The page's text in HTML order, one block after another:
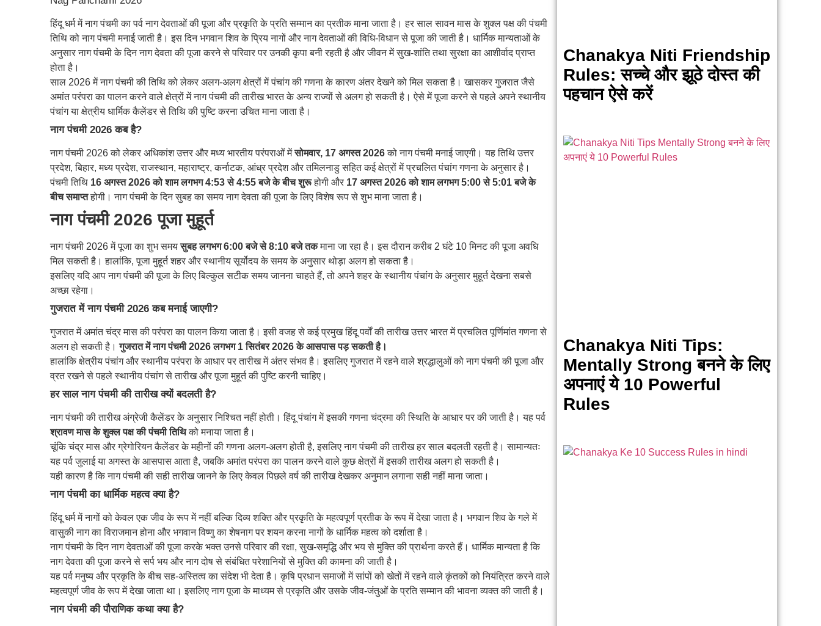
हिंदू धर्म में नाग पंचमी का पर्व नाग देवताओं की पूजा और प्रकृति के प्रति सम्मान का प्रतीक माना जाता है। हर साल सावन मास के शुक्ल पक्ष की पंचमी
तिथि को नाग पंचमी मनाई जाती है। इस दिन भगवान शिव के प्रिय नागों और नाग देवताओं की विधि-विधान से पूजा की जाती है। धार्मिक मान्यताओं के
अनुसार नाग पंचमी के दिन नाग देवता की पूजा करने से परिवार पर उनकी कृपा बनी रहती है और जीवन में सुख-शांति तथा सुरक्षा का आशीर्वाद प्राप्त
होता है।
साल 2026 में नाग पंचमी की तिथि को लेकर अलग-अलग क्षेत्रों में पंचांग की गणना के कारण अंतर देखने को मिल सकता है। खासकर गुजरात जैसे
अमांत परंपरा का पालन करने वाले क्षेत्रों में नाग पंचमी की तारीख भारत के अन्य राज्यों से अलग हो सकती है। ऐसे में पूजा करने से पहले अपने स्थानीय
पंचांग या क्षेत्रीय धार्मिक कैलेंडर से तिथि की पुष्टि करना उचित माना जाता है।
नाग पंचमी 2026 कब है?
नाग पंचमी 2026 को लेकर अधिकांश उत्तर और मध्य भारतीय परंपराओं मेंसोमवार, 17 अगस्त 2026को नाग पंचमी मनाई जाएगी। यह तिथि उत्तर
प्रदेश, बिहार, मध्य प्रदेश, राजस्थान, महाराष्ट्र, कर्नाटक, आंध्र प्रदेश और तमिलनाडु सहित कई क्षेत्रों में प्रचलित पंचांग गणना के अनुसार है।
पंचमी तिथि 16 अगस्त 2026 को शाम लगभग 4:53 से 4:55 बजे के बीच शुरूहोगी और 17 अगस्त 2026 को शाम लगभग 5:00 से 5:01 बजे के
बीच समाप्तहोगी। नाग पंचमी के दिन सुबह का समय नाग देवता की पूजा के लिए विशेष रूप से शुभ माना जाता है।
नाग पंचमी 2026 पूजा मुहूर्त
नाग पंचमी 2026 में पूजा का शुभ समयसुबह लगभग 6:00 बजे से 8:10 बजे तकमाना जा रहा है। इस दौरान करीब 2 घंटे 10 मिनट की पूजा अवधि
मिल सकती है। हालांकि, पूजा मुहूर्त शहर और स्थानीय सूर्योदय के समय के अनुसार थोड़ा अलग हो सकता है।
इसलिए यदि आप नाग पंचमी की पूजा के लिए बिल्कुल सटीक समय जानना चाहते हैं, तो अपने शहर के स्थानीय पंचांग के अनुसार मुहूर्त देखना सबसे
अच्छा रहेगा।
गुजरात में नाग पंचमी 2026 कब मनाई जाएगी?
गुजरात में अमांत चंद्र मास की परंपरा का पालन किया जाता है। इसी वजह से कई प्रमुख हिंदू पर्वों की तारीख उत्तर भारत में प्रचलित पूर्णिमांत गणना से
अलग हो सकती है।गुजरात में नाग पंचमी 2026 लगभग 1 सितंबर 2026 के आसपास पड़ सकती है।
हालांकि क्षेत्रीय पंचांग और स्थानीय परंपरा के आधार पर तारीख में अंतर संभव है। इसलिए गुजरात में रहने वाले श्रद्धालुओं को नाग पंचमी की पूजा और
व्रत रखने से पहले स्थानीय पंचांग से तारीख और पूजा मुहूर्त की पुष्टि करनी चाहिए।
हर साल नाग पंचमी की तारीख क्यों बदलती है?
नाग पंचमी की तारीख अंग्रेजी कैलेंडर के अनुसार निश्चित नहीं होती। हिंदू पंचांग में इसकी गणना चंद्रमा की स्थिति के आधार पर की जाती है। यह पर्व
श्रावण मास के शुक्ल पक्ष की पंचमी तिथिको मनाया जाता है।
चूंकि चंद्र मास और ग्रेगोरियन कैलेंडर के महीनों की गणना अलग-अलग होती है, इसलिए नाग पंचमी की तारीख हर साल बदलती रहती है। सामान्यतः
यह पर्व जुलाई या अगस्त के आसपास आता है, जबकि अमांत परंपरा का पालन करने वाले कुछ क्षेत्रों में इसकी तारीख अलग हो सकती है।
यही कारण है कि नाग पंचमी की सही तारीख जानने के लिए केवल पिछले वर्ष की तारीख देखकर अनुमान लगाना सही नहीं माना जाता।
नाग पंचमी का धार्मिक महत्व क्या है?
हिंदू धर्म में नागों को केवल एक जीव के रूप में नहीं बल्कि दिव्य शक्ति और प्रकृति के महत्वपूर्ण प्रतीक के रूप में देखा जाता है। भगवान शिव के गले में
वासुकी नाग का विराजमान होना और भगवान विष्णु का शेषनाग पर शयन करना नागों के धार्मिक महत्व को दर्शाता है।
नाग पंचमी के दिन नाग देवताओं की पूजा करके भक्त उनसे परिवार की रक्षा, सुख-समृद्धि और भय से मुक्ति की प्रार्थना करते हैं। धार्मिक मान्यता है कि
नाग देवता की पूजा करने से सर्प भय और नाग दोष से संबंधित परेशानियों से मुक्ति की कामना की जाती है।
यह पर्व मनुष्य और प्रकृति के बीच सह-अस्तित्व का संदेश भी देता है। कृषि प्रधान समाजों में सांपों को खेतों में रहने वाले कृंतकों को नियंत्रित करने वाले
महत्वपूर्ण जीव के रूप में देखा जाता था। इसलिए नाग पूजा के माध्यम से प्रकृति और उसके जीव-जंतुओं के प्रति सम्मान की भावना व्यक्त की जाती है।
नाग पंचमी की पौराणिक कथा क्या है?
Chanakya Niti Friendship
Rules: सच्चे और झूठे दोस्त की
पहचान ऐसे करें
Chanakya Niti Tips:
Mentally Strong बनने के लिए
अपनाएं ये 10 Powerful
Rules